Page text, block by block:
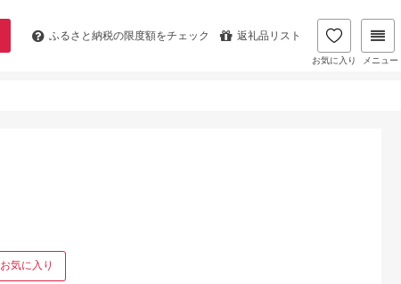
ふるさと納税の限度額をチェック 返礼品リスト
お気に入り メニュー
お気に入り